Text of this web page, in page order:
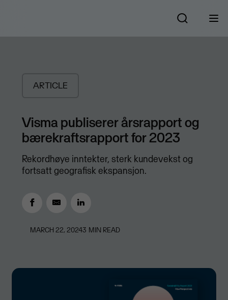
ARTICLE
Visma publiserer årsrapport og
bærekraftsrapport for 2023
Rekordhøye inntekter, sterk kundevekst og
fortsatt geografisk ekspansjon.
MARCH 22, 20243 MIN READ